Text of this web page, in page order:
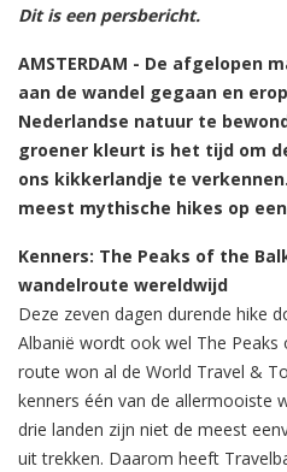
Dit is een persbericht.
AMSTERDAM - De afgelopen
aan de wandel gegaan en
Nederlandse natuur te
groener kleurt is het tijd om
ons kikkerlandje te verkennen.
meest mythische hikes op
Kenners: The Peaks of the
wandelroute wereldwijd
Deze zeven dagen durende hike
Albanië wordt ook wel The
route won al de World Travel &
kenners één van de allermooiste
drie landen zijn niet de meest
uit trekken. Daarom heeft